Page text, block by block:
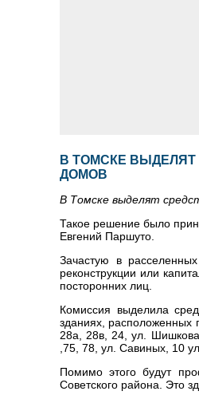
В ТОМСКЕ
ДОМОВ
В Томске выделят
Такое решение было
Евгений Паршуто.
Зачастую в
реконструкции или
посторонних лиц.
Комиссия выделила
зданиях, расположенных
28а, 28в, 24, ул.
,75, 78, ул. Савиных, 10
Помимо этого будут
Советского района. Это